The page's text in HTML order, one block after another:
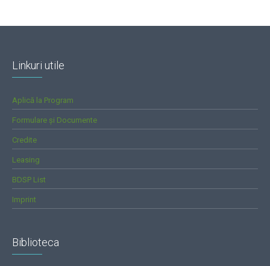
Linkuri utile
Aplică la Program
Formulare și Documente
Credite
Leasing
BDSP List
Imprint
Biblioteca